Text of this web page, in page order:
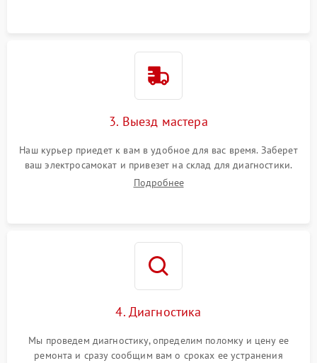
3. Выезд мастера
Наш курьер приедет к вам в удобное для вас время. Заберет
ваш электросамокат и привезет на склад для диагностики.
Подробнее
4. Диагностика
Мы проведем диагностику, определим поломку и цену ее
ремонта и сразу сообщим вам о сроках ее устранения